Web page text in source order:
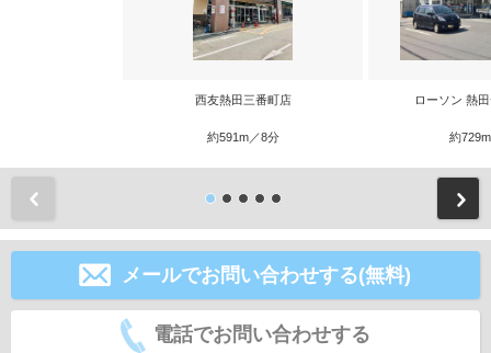
西友熱田三番町店
約591m／8分
ローソン 熱
約
メールでお問い合わせする(無料)
電話でお問い合わせする